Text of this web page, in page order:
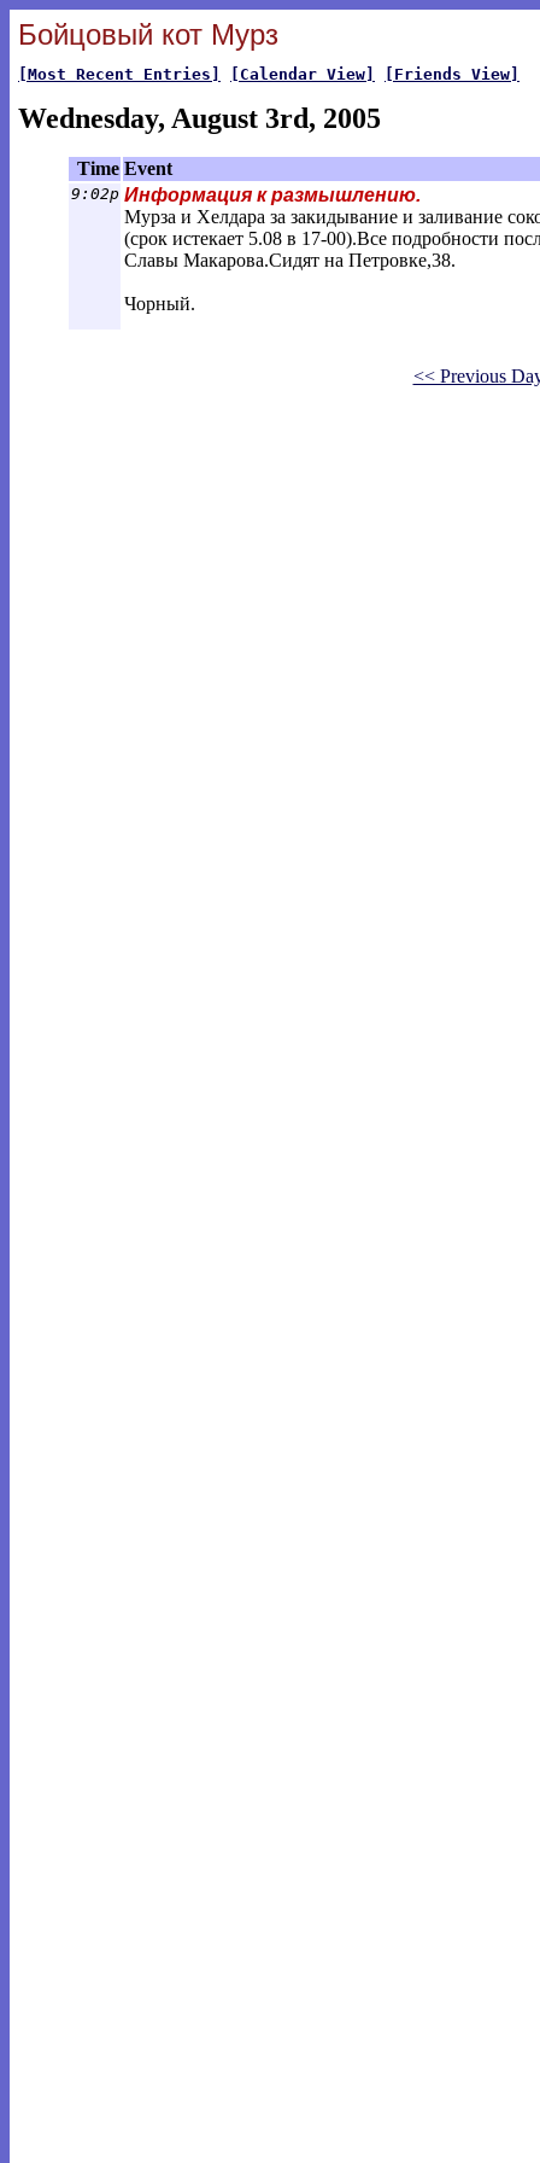
Бойцовый кот Мурз
[Most Recent Entries] [Calendar View] [Friends View]
Wednesday, August 3rd, 2005
Time Event
9:02p Информация к размышлению.
Мурза и Хелдара за закидывание и заливание
(срок истекает 5.08 в 17-00).Все подробности
Славы Макарова.Сидят на Петровке,38.
Чорный.
<< Previous